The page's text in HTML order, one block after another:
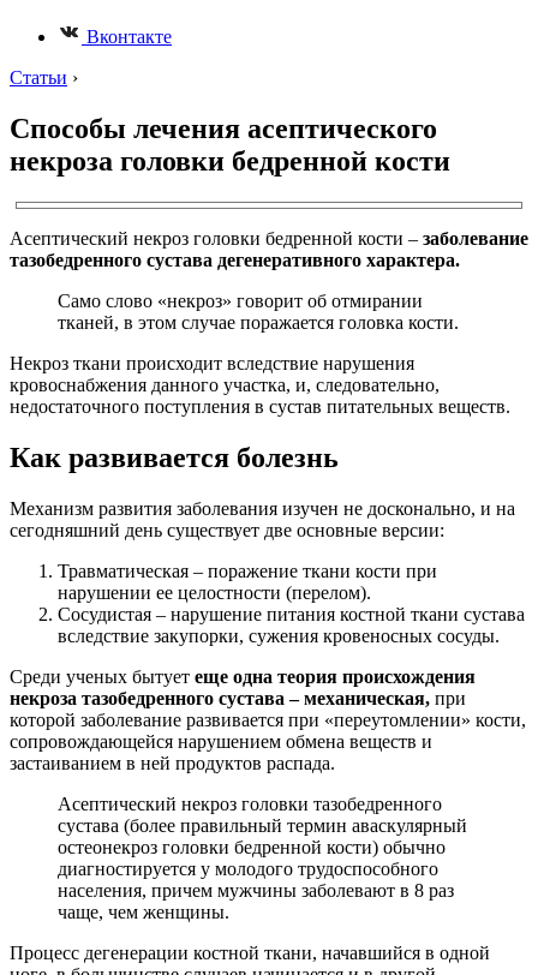
Вконтакте
Статьи ›
Способы лечения асептического
некроза головки бедренной кости
Асептический некроз головки бедренной кости – заболевание
тазобедренного сустава дегенеративного характера.
Само слово «некроз» говорит об отмирании
тканей, в этом случае поражается головка кости.
Некроз ткани происходит вследствие нарушения
кровоснабжения данного участка, и, следовательно,
недостаточного поступления в сустав питательных веществ.
Как развивается болезнь
Механизм развития заболевания изучен не досконально, и на
сегодняшний день существует две основные версии:
Травматическая – поражение ткани кости при
нарушении ее целостности (перелом).
Сосудистая – нарушение питания костной ткани сустава
вследствие закупорки, сужения кровеносных сосуды.
Среди ученых бытует еще одна теория происхождения
некроза тазобедренного сустава – механическая, при
которой заболевание развивается при «переутомлении» кости,
сопровождающейся нарушением обмена веществ и
застаиванием в ней продуктов распада.
Асептический некроз головки тазобедренного
сустава (более правильный термин аваскулярный
остеонекроз головки бедренной кости) обычно
диагностируется у молодого трудоспособного
населения, причем мужчины заболевают в 8 раз
чаще, чем женщины.
Процесс дегенерации костной ткани, начавшийся в одной